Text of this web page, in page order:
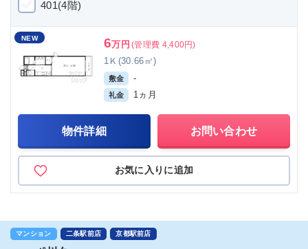
401(4階)
NEW 6万円 (管理費 4,400円)
1Ｋ(30.66㎡)
敷金 -
礼金 1ヵ月
物件詳細 お問い合わせ
お気に入りに追加
マンション 二条駅前店 京都駅前店